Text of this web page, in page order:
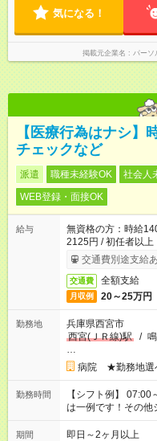
気になる！
掲載元企業名 パーソ
【医療行為はナシ】
チェックなど
派遣 職種未経験OK 社会人
WEB登録・面接OK
給与
無資格の方：時給
2125円 / 初任者以
交通費別途支給
交通費 全額支給
月収例 20～25万円
勤務地
兵庫県西宮市
西宮(ＪＲ線)駅
/
…
病院 ★勤務地選
勤務時間
【シフト例】 07:00
は一例です！その他
期間 即日～2ヶ月以上